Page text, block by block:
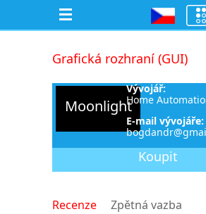
Grafická rozhraní (GUI)
Moonlight
Vývojář:
Home
E-mail vývojáře:
Koupit
Recenze Zpětná vazba